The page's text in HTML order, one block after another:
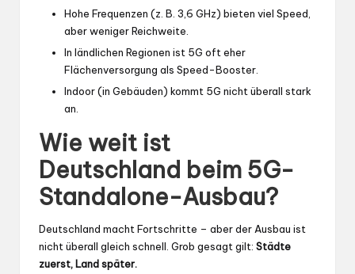
Hohe Frequenzen (z. B. 3,6 GHz) bieten viel Speed,
aber weniger Reichweite.
In ländlichen Regionen ist 5G oft eher
Flächenversorgung als Speed-Booster.
Indoor (in Gebäuden) kommt 5G nicht überall stark
an.
Wie weit ist
Deutschland beim 5G-
Standalone-Ausbau?
Deutschland macht Fortschritte – aber der Ausbau ist
nicht überall gleich schnell. Grob gesagt gilt: Städte
zuerst, Land später.